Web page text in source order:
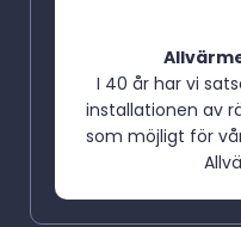
I 40 år har vi
installationen av
som möjligt för